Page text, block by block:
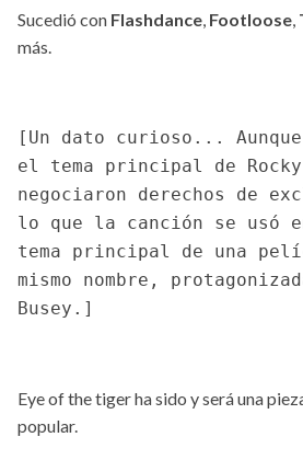
Sucedió con Flashdance, Footloose,
más.
[Un dato curioso...
el tema principal de
negociaron derechos de
lo que la canción se usó
tema principal de una
mismo nombre,
Busey.]
Eye of the tiger ha sido y será una
popular.